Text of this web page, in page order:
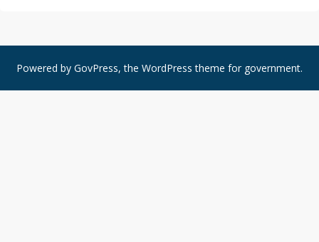
Powered by GovPress, the WordPress theme for government.